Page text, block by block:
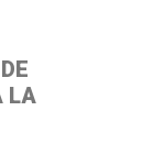
LA